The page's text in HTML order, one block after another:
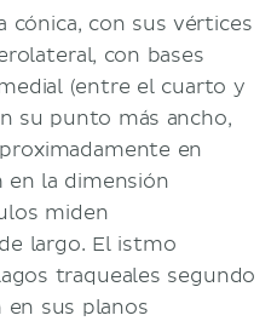
cónica, con sus vértices
con bases
(entre el cuarto y
su punto más ancho,
en
en la dimensión
miden
largo. El istmo
traqueales segundo
en sus planos